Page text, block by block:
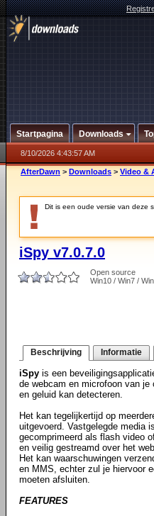
Startpagina Downloads
8/10/2026 4:43:57 AM
AfterDawn > Downloads > Video &
Dit is een oude versie van deze
iSpy v7.0.7.0
Open source
Win10 / Win7 /
Beschrijving Informatie
iSpy is een
de webcam en microfoon van je
en geluid kan detecteren.
Het kan tegelijkertijd op
uitgevoerd. Vastgelegde media
gecomprimeerd als flash video
en veilig gestreamd over het
Het kan waarschuwingen
en MMS, echter zul je hiervoor
moeten afsluiten.
FEATURES